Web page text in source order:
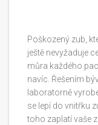
Poškozený zub,
ještě nevyžaduje
můra každého
navíc. Řešením
laboratorně
se lepí do vnitřku
toho zaplatí vaše